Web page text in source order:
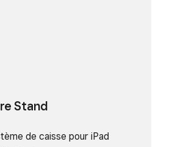
Stand
de caisse pour iPad